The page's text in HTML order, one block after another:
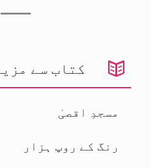
کتاب سے
مسجدِ اقصیٰ
رنگ کے روپ ہزار